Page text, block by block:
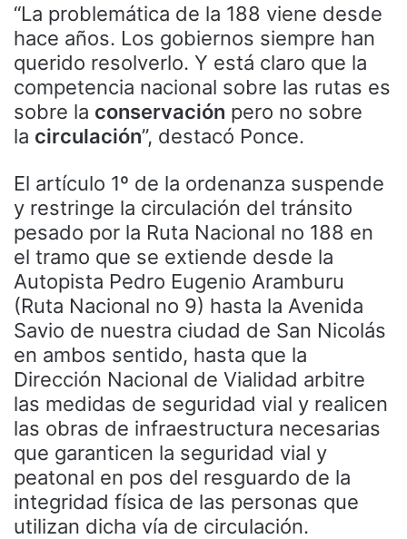
“La problemática de la 188 viene desde
hace años. Los gobiernos siempre han
querido resolverlo. Y está claro que la
competencia nacional sobre las rutas es
sobre la conservación pero no sobre
la circulación”, destacó Ponce.
El artículo 1º de la ordenanza suspende
y restringe la circulación del tránsito
pesado por la Ruta Nacional no 188 en
el tramo que se extiende desde la
Autopista Pedro Eugenio Aramburu
(Ruta Nacional no 9) hasta la Avenida
Savio de nuestra ciudad de San Nicolás
en ambos sentido, hasta que la
Dirección Nacional de Vialidad arbitre
las medidas de seguridad vial y realicen
las obras de infraestructura necesarias
que garanticen la seguridad vial y
peatonal en pos del resguardo de la
integridad física de las personas que
utilizan dicha vía de circulación.